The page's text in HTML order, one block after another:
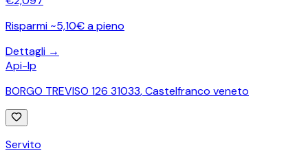
Risparmi ~5,10€ a pieno
Dettagli →
Api-Ip
BORGO TREVISO 126 31033,Castelfranco veneto
Servito